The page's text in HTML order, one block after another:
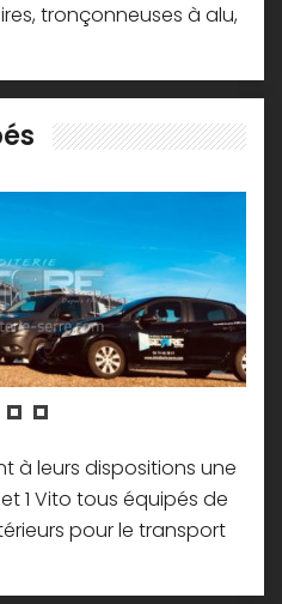
tronçonneuses à alu,
à leurs dispositions une
1 Vito tous équipés de
pour le transport